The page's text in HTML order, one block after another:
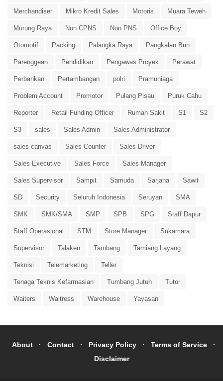
Merchandiser Mikro Kredit Sales Motoris Muara Teweh
Murung Raya Non CPNS Non PNS Office Boy
Otomotif Packing Palangka Raya Pangkalan Bun
Parenggean Pendidikan Pengawas Proyek Perawat
Perbankan Pertambangan polri Pramuniaga
Problem Account Promotor Pulang Pisau Puruk Cahu
Reporter Retail Funding Officer Rumah Sakit S1 S2
S3 sales Sales Admin Sales Administrator
sales canvas Sales Counter Sales Driver
Sales Executive Sales Force Sales Manager
Sales Supervisor Sampit Samuda Sarjana Sawit
SD Security Seluruh Indonesia Seruyan SMA
SMK SMK/SMA SMP SPB SPG Staff Dapur
Staff Operasional STM Store Manager Sukamara
Supervisor Talaken Tambang Tamiang Layang
Teknisi Telemarketing Teller
Tenaga Teknis Kefarmasian Tumbang Jutuh Tutor
Waiters Waitress Warehouse Yayasan
About Contact Privacy Policy
Terms of Service
Disclaimer